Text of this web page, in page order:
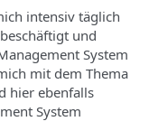
intensiv täglich
und
System
mit dem Thema
hier ebenfalls
System